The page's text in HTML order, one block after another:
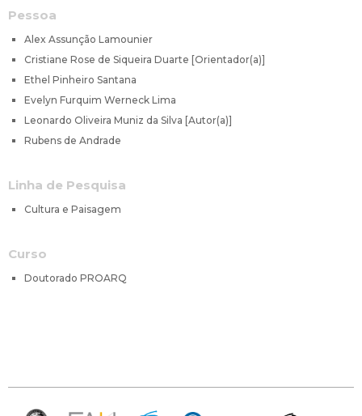
Pessoa
Alex Assunção Lamounier
Cristiane Rose de Siqueira Duarte [Orientador(a)]
Ethel Pinheiro Santana
Evelyn Furquim Werneck Lima
Leonardo Oliveira Muniz da Silva [Autor(a)]
Rubens de Andrade
Linha de Pesquisa
Cultura e Paisagem
Curso
Doutorado PROARQ